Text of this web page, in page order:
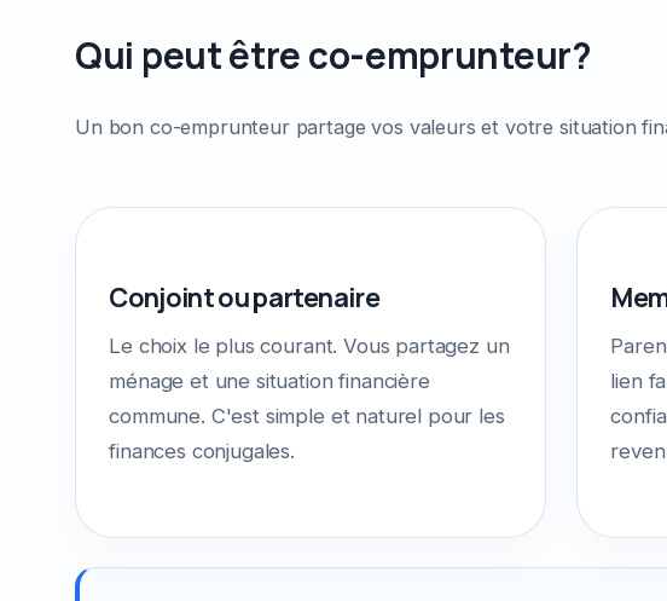
Qui peut être co-emprunteur?
Un bon co-emprunteur partage vos valeurs et votre situation
Conjoint ou partenaire
Le choix le plus courant. Vous partagez un
ménage et une situation financière
commune. C'est simple et naturel pour les
finances conjugales.
lien